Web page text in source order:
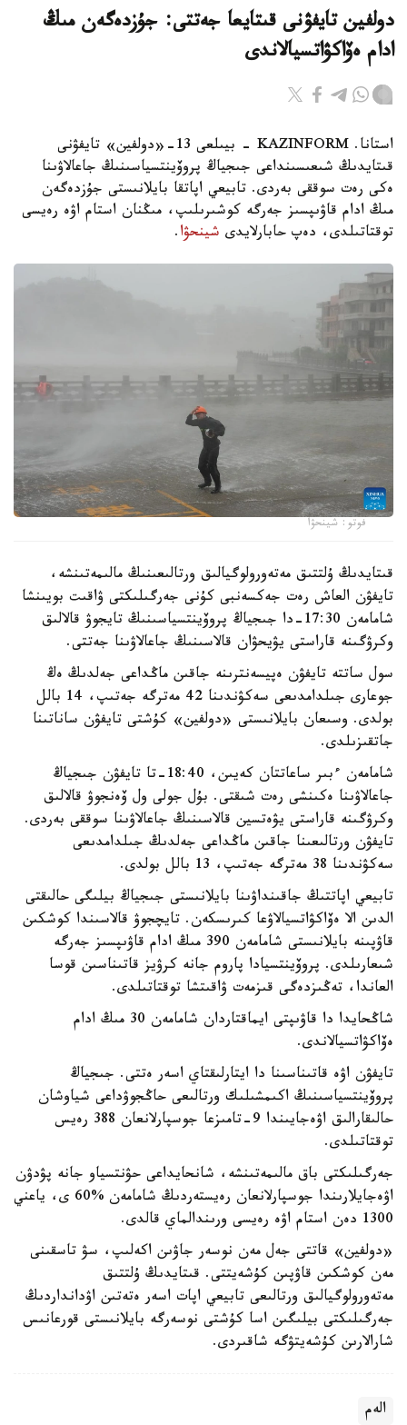
دولفين تايفۋنى قىتايعا جەتتى: جۇزدەگەن مىڭ
ادام ەۆاكۋاتسيالاندى
استانا. KAZINFORM - بيىلعى 13-«دولفين» تايفۋنى
قىتايدىڭ شىعىسىنداعى جىجياڭ پروۆينتسياسىنىڭ جاعالاۋىنا
ەكى رەت سوققى بەردى. تابيعي اپاتقا بايلانىستى جۇزدەگەن
مىڭ ادام قاۋىپسىز جەرگە كوشىرىلىپ، مىڭنان استام اۋە رەيسى
توقتاتىلدى، دەپ حابارلايدى شينحۋا.
فوتو: شينحۋا
قىتايدىڭ ۇلتتىق مەتەورولوگيالىق ورتالىعىنىڭ مالىمەتىنشە،
تايفۋن العاش رەت جەكسەنبى كۇنى جەرگىلىكتى ۋاقىت بويىنشا
شامامەن 17:30-دا جىجياڭ پروۆينتسياسىنىڭ تايجوۋ قالالىق
وكرۋگىنە قاراستى يۋيحۋان قالاسىنىڭ جاعالاۋىنا جەتتى.
سول ساتتە تايفۋن ەپيسەنترىنە جاقىن ماڭداعى جەلدىڭ ەڭ
جوعارى جىلدامدىعى سەكۋندىنا 42 مەترگە جەتىپ، 14 بالل
بولدى. وسىعان بايلانىستى «دولفين» كۇشتى تايفۋن ساناتىنا
جاتقىزىلدى.
شامامەن ءبىر ساعاتتان كەيىن، 18:40-تا تايفۋن جىجياڭ
جاعالاۋىنا ەكىنشى رەت شىقتى. بۇل جولى ول ۆەنجوۋ قالالىق
وكرۋگىنە قاراستى يۋەتسين قالاسىنىڭ جاعالاۋىنا سوققى بەردى.
تايفۋن ورتالىعىنا جاقىن ماڭداعى جەلدىڭ جىلدامدىعى
سەكۋندىنا 38 مەترگە جەتىپ، 13 بالل بولدى.
تابيعي اپاتتىڭ جاقىنداۋىنا بايلانىستى جىجياڭ بيلىگى حالىقتى
الدىن الا ەۆاكۋاتسيالاۋعا كىرىسكەن. تايچجوۋ قالاسىندا كوشكىن
قاۋپىنە بايلانىستى شامامەن 390 مىڭ ادام قاۋىپسىز جەرگە
شىعارىلدى. پروۆينتسيادا پاروم جانە كرۋيز قاتىناسىن قوسا
العاندا، تەڭىزدەگى قىزمەت ۋاقىتشا توقتاتىلدى.
شاڭحايدا دا قاۋىپتى ايماقتاردان شامامەن 30 مىڭ ادام
ەۆاكۋاتسيالاندى.
تايفۋن اۋە قاتىناسىنا دا ايتارلىقتاي اسەر ەتتى. جىجياڭ
پروۆينتسياسىنىڭ اكىمشىلىك ورتالىعى حاڭجوۋداعى شياوشان
حالىقارالىق اۋەجايىندا 9-تامىزعا جوسپارلانعان 388 رەيس
توقتاتىلدى.
جەرگىلىكتى باق مالىمەتىنشە، شانحايداعى حۋنتسياو جانە پۋدۋن
اۋەجايلارىندا جوسپارلانعان رەيستەردىڭ شامامەن %60 ى، ياعني
1300 دەن استام اۋە رەيسى ورىندالماي قالدى.
«دولفين» قاتتى جەل مەن نوسەر جاۋىن اكەلىپ، سۋ تاسقىنى
مەن كوشكىن قاۋپىن كۇشەيتتى. قىتايدىڭ ۇلتتىق
مەتەورولوگيالىق ورتالىعى تابيعي اپات اسەر ەتەتىن اۋدانداردىڭ
جەرگىلىكتى بيلىگىن اسا كۇشتى نوسەرگە بايلانىستى قورعانىس
شارالارىن كۇشەيتۋگە شاقىردى.
الەم